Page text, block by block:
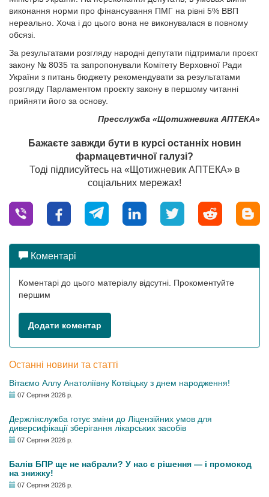
виконання норми про фінансування ПМГ на рівні 5% ВВП
нереально. Хоча і до цього вона не виконувалася в повному
обсязі.
За результатами розгляду народні депутати підтримали проєкт
закону № 8035 та запропонували Комітету Верховної Ради
України з питань бюджету рекомендувати за результатами
розгляду Парламентом проєкту закону в першому читанні
прийняти його за основу.
Пресслужба «Щотижневика АПТЕКА»
Бажаєте завжди бути в курсі останніх новин
фармацевтичної галузі?
Тоді підписуйтесь на «Щотижневик АПТЕКА» в
соціальних мережах!
Коментарі
Коментарі до цього матеріалу відсутні. Прокоментуйте
першим
Додати коментар
Останні новини та статті
Вітаємо Аллу Анатоліївну Котвіцьку з днем народження!
07 Серпня 2026 р.
Держлікслужба готує зміни до Ліцензійних умов для
диверсифікації зберігання лікарських засобів
07 Серпня 2026 р.
Балів БПР ще не набрали? У нас є рішення — і промокод
на знижку!
07 Серпня 2026 р.